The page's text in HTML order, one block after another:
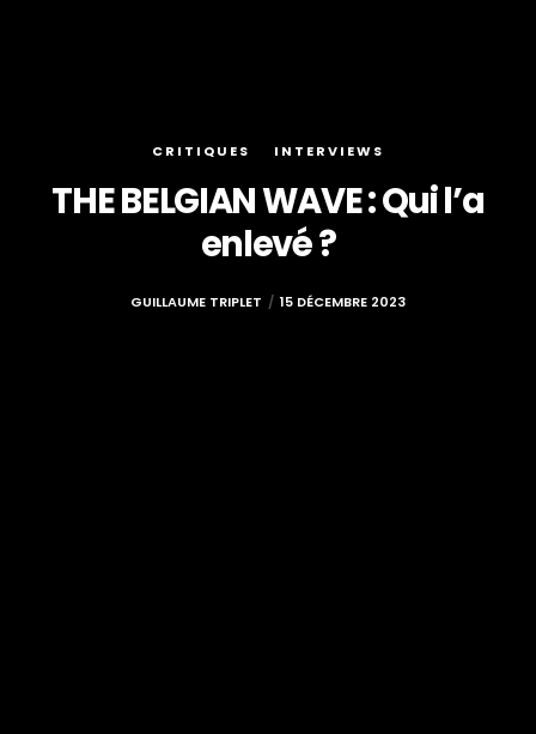
CRITIQUES INTERVIEWS
THE BELGIAN WAVE : Qui l’a
enlevé ?
GUILLAUME TRIPLET 15 DÉCEMBRE 2023